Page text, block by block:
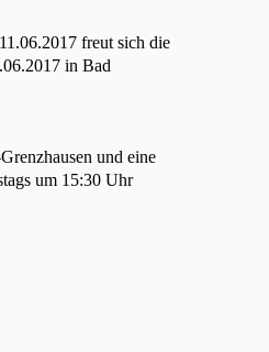
freut sich die
in Bad
und eine
um 15:30 Uhr